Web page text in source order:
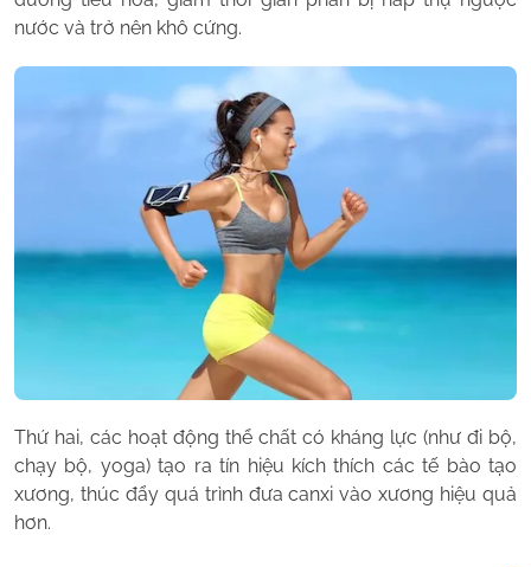
nước và trở nên khô cứng.
Thứ hai, các hoạt động thể chất có kháng lực (như đi bộ,
chạy bộ, yoga) tạo ra tín hiệu kích thích các tế bào tạo
xương, thúc đẩy quá trình đưa canxi vào xương hiệu quả
hơn.